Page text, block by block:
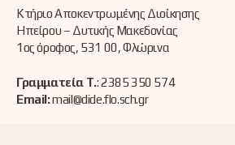
Κτήριο Αποκεντρωμένης Διοίκησης
Ηπείρου – Δυτικής Μακεδονίας
1ος όροφος, 531 00, Φλώρινα
Γραμματεία Τ.: 2385 350 574
Email:mail@dide.flo.sch.gr